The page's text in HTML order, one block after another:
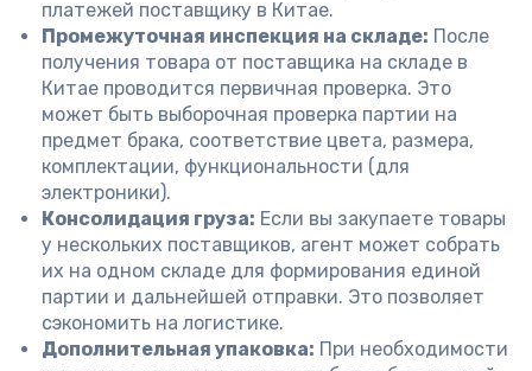
платежей поставщику в Китае.
Промежуточная инспекция на складе: После
получения товара от поставщика на складе в
Китае проводится первичная проверка. Это
может быть выборочная проверка партии на
предмет брака, соответствие цвета, размера,
комплектации, функциональности (для
электроники).
Консолидация груза: Если вы закупаете товары
у нескольких поставщиков, агент может собрать
их на одном складе для формирования единой
партии и дальнейшей отправки. Это позволяет
сэкономить на логистике.
Дополнительная упаковка: При необходимости